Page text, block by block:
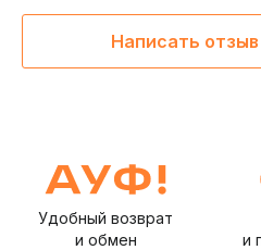
Написать отзыв
Удобный возврат
и обмен
и